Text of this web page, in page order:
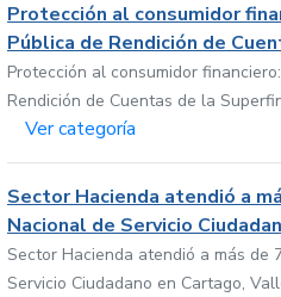
Protección al consumidor
Pública de Rendición de
Protección al consumidor
Rendición de Cuentas de la
Ver categoría
Sector Hacienda atendió a
Nacional de Servicio
Sector Hacienda atendió a más de
Servicio Ciudadano en Cartago,